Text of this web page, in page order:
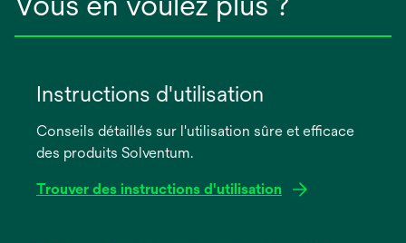
Instructions d'utilisation
Conseils détaillés sur l'utilisation sûre et efficace
des produits Solventum.
Trouver des instructions d'utilisation